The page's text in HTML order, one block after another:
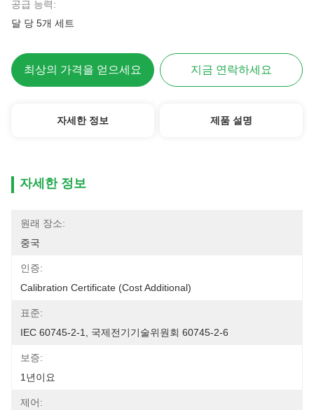
공급 능력:
달 당 5개 세트
최상의 가격을 얻으세요 지금 연락하세요
자세한 정보 제품 설명
자세한 정보
원래 장소:
중국
인증:
Calibration Certificate (cost Additional)
표준:
IEC 60745-2-1, 국제전기기술위원회 60745-2-6
보증:
1년이요
제어: